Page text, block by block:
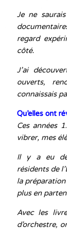
Je ne
regard
côté.
J’ai
ouverts,
connaissais
Qu’elles ont
Ces années
vibrer, mes
Il y a eu
résidents de
la
plus en
Avec les
d’orchestre,